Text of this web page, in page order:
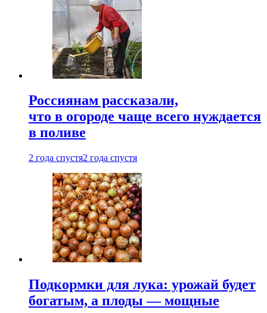
Россиянам рассказали,
что в огороде чаще всего нуждается
в поливе
2 года спустя2 года спустя
Подкормки для лука: урожай будет
богатым, а плоды — мощные